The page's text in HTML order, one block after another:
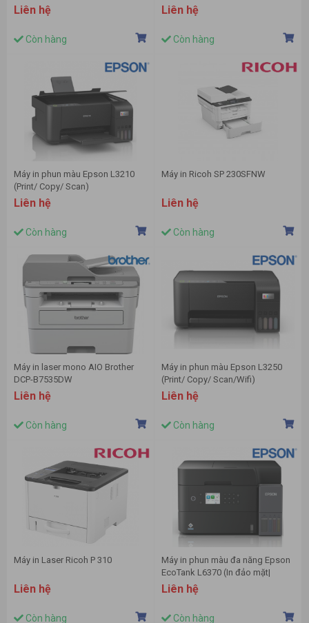
Liên hệ
Còn hàng
Copy| Scan| A4| A5| USB| WIFI)
Liên hệ
Còn hàng
Máy in phun màu Epson L3210
(Print/ Copy/ Scan)
Liên hệ
Còn hàng
Máy in Ricoh SP 230SFNW
Liên hệ
Còn hàng
Máy in laser mono AIO Brother
DCP-B7535DW
Liên hệ
Còn hàng
Máy in phun màu Epson L3250
(Print/ Copy/ Scan/Wifi)
Liên hệ
Còn hàng
Máy in Laser Ricoh P 310
Liên hệ
Còn hàng
Máy in phun màu đa năng Epson
EcoTank L6370 (In đảo mặt|
Copy| Scan đảo mặt| A4| A5 |
USB| LAN| WIFI)
Liên hệ
Còn hàng